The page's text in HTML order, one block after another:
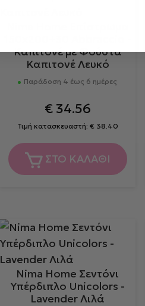
Καπιτονέ με Φούστα
Καπιτονέ Λευκό
Παράδοση 4 έως 6 ημέρες
€34.56
Τιμή κατασκευαστή: € 38.40
ΣΤΟ ΚΑΛΑΘΙ
Nima Home Σεντόνι
Υπέρδιπλο Unicolors -
Lavender Λιλά